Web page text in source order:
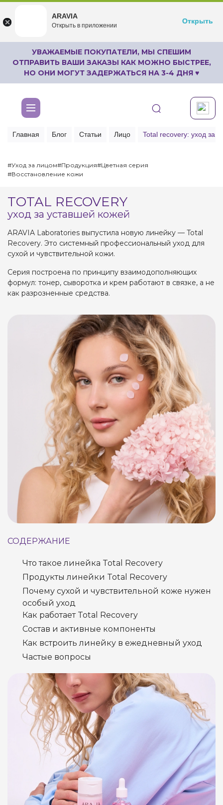
undefined
Бесплатноru.aravia.new
Открыть
УВАЖАЕМЫЕ ПОКУПАТЕЛИ, МЫ СПЕШИМ
ОТПРАВИТЬ ВАШИ ЗАКАЗЫ КАК МОЖНО БЫСТРЕЕ,
НО ОНИ МОГУТ ЗАДЕРЖАТЬСЯ НА 3-4 ДНЯ ♥
Главная Блог Статьи Лицо Total recovery: уход за
#Уход за лицом#Продукция#Цветная серия
#Восстановление кожи
TOTAL RECOVERY
уход за уставшей кожей
ARAVIA Laboratories выпустила новую линейку — Total
Recovery. Это системный профессиональный уход для
сухой и чувствительной кожи.
Серия построена по принципу взаимодополняющих
формул: тонер, сыворотка и крем работают в связке, а не
как разрозненные средства.
СОДЕРЖАНИЕ
Что такое линейка Total Recovery
Продукты линейки Total Recovery
Почему сухой и чувствительной коже нужен
особый уход
Как работает Total Recovery
Состав и активные компоненты
Как встроить линейку в ежедневный уход
Частые вопросы
ARAVIA
Открыть в приложении
Открыть